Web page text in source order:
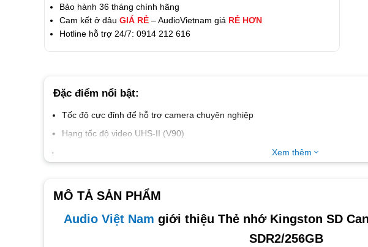
Bảo hành 36 tháng chính hãng
Cam kết ở đâu GIÁ RẺ – AudioVietnam giá RẺ HƠN
Hotline hỗ trợ 24/7: 0914 212 616
Đặc điểm nổi bật:
Tốc độ cực đỉnh để hỗ trợ camera chuyên nghiệp
Hạng tốc độ video UHS-II (V90)
Hiệu năng xuất sắc nhất dành cho chuyên gia sáng tạo nội dung
Xem thêm
MÔ TẢ SẢN PHẨM
Audio Việt Nam giới thiệu Thẻ nhớ Kingston SD
SDR2/256GB